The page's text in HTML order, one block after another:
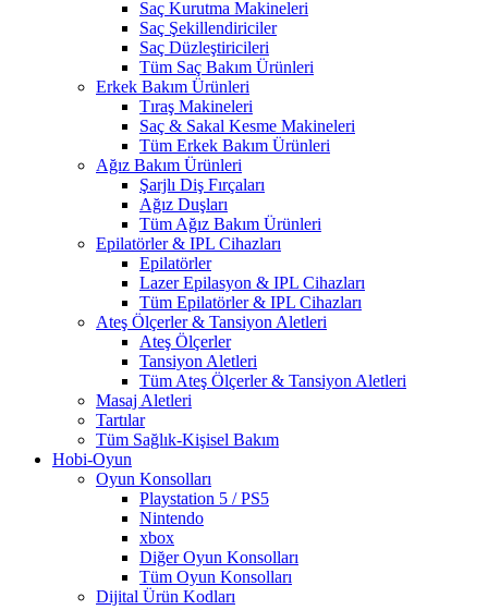
Saç Kurutma Makineleri
Saç Şekillendiriciler
Saç Düzleştiricileri
Tüm Saç Bakım Ürünleri
Erkek Bakım Ürünleri
Tıraş Makineleri
Saç & Sakal Kesme Makineleri
Tüm Erkek Bakım Ürünleri
Ağız Bakım Ürünleri
Şarjlı Diş Fırçaları
Ağız Duşları
Tüm Ağız Bakım Ürünleri
Epilatörler & IPL Cihazları
Epilatörler
Lazer Epilasyon & IPL Cihazları
Tüm Epilatörler & IPL Cihazları
Ateş Ölçerler & Tansiyon Aletleri
Ateş Ölçerler
Tansiyon Aletleri
Tüm Ateş Ölçerler & Tansiyon Aletleri
Masaj Aletleri
Tartılar
Tüm Sağlık-Kişisel Bakım
Hobi-Oyun
Oyun Konsolları
Playstation 5 / PS5
Nintendo
xbox
Diğer Oyun Konsolları
Tüm Oyun Konsolları
Dijital Ürün Kodları